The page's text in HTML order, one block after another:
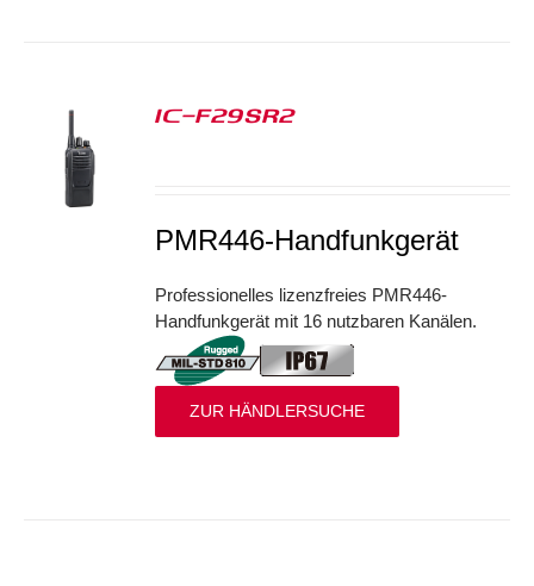
IC-F29SR2
PMR446-Handfunkgerät
Professionelles lizenzfreies PMR446-
Handfunkgerät mit 16 nutzbaren Kanälen.
ZUR HÄNDLERSUCHE